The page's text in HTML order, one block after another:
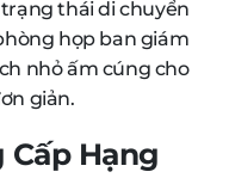
thái di chuyển
họp ban giám
nhỏ ấm cúng cho
giản.
Cấp Hạng